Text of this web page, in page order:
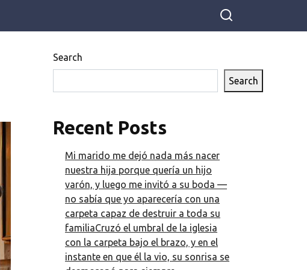
Search
Search
Recent Posts
Mi marido me dejó nada más nacer
nuestra hija porque quería un hijo
varón, y luego me invitó a su boda —
no sabía que yo aparecería con una
carpeta capaz de destruir a toda su
familiaCruzó el umbral de la iglesia
con la carpeta bajo el brazo, y en el
instante en que él la vio, su sonrisa se